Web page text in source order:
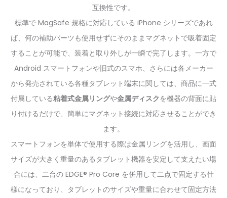
互換性です。
標準で MagSafe 規格に対応している iPhone シリーズであれ
ば、何の補助パーツも使用せずにそのままマグネットで吸着固定
することが可能で、装着と取り外しが一瞬で完了します。一方で
Android スマートフォンや旧式のスマホ、さらには各メーカー
から発売されている各種タブレット端末に関しては、商品に一式
付属している粘着式金属リングや金属ディスク を機器の背面に貼
り付けるだけで、簡単にマグネット接続に対応させることができ
ます。
スマートフォンを単体で使用する際は金属リングを活用し、画面
サイズが大きく重量のあるタブレット機器を安定して支えたい場
合には、二台の EDGE® Pro Core を併用して二点で固定する仕
様になっており、タブレットのサイズや重量に合わせて固定方法